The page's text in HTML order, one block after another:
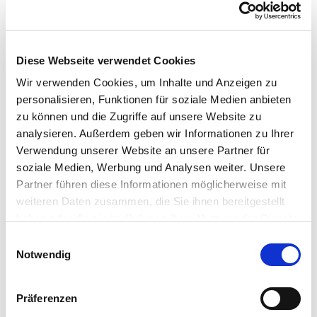
Diese Webseite verwendet Cookies
Wir verwenden Cookies, um Inhalte und Anzeigen zu
personalisieren, Funktionen für soziale Medien anbieten
zu können und die Zugriffe auf unsere Website zu
analysieren. Außerdem geben wir Informationen zu Ihrer
Verwendung unserer Website an unsere Partner für
soziale Medien, Werbung und Analysen weiter. Unsere
Partner führen diese Informationen möglicherweise mit
weiteren Daten zusammen, die Sie ihnen bereitgestellt
Cookies, wenn Sie unsere Webseite weiterhin nutzen.
Notwendig
Präferenzen
BADEPARADIES SCHWARZWALD
EVENT HEIRATSANTRAG
ROMANTIK UNTER PALMEN SAUNA SPA
THERME EUSKRICHEN